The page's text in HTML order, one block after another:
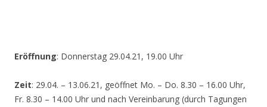
Eröffnung: Donnerstag 29.04.21, 19.00 Uhr
Zeit: 29.04. – 13.06.21, geöffnet Mo. – Do. 8.30 – 16.00 Uhr,
Fr. 8.30 – 14.00 Uhr und nach Vereinbarung (durch Tagungen